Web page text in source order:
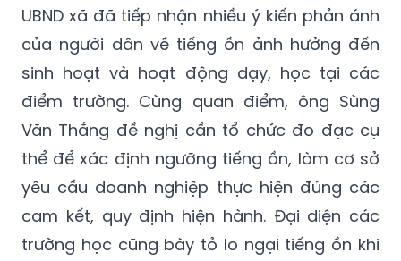
UBND xã đã tiếp nhận nhiều ý kiến phản ánh
của người dân về tiếng ồn ảnh hưởng đến
sinh hoạt và hoạt động dạy, học tại các
điểm trường. Cùng quan điểm, ông Sùng
Văn Thắng đề nghị cần tổ chức đo đạc cụ
thể để xác định ngưỡng tiếng ồn, làm cơ sở
yêu cầu doanh nghiệp thực hiện đúng các
cam kết, quy định hiện hành. Đại diện các
trường học cũng bày tỏ lo ngại tiếng ồn khi